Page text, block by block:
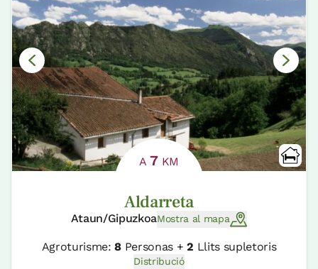
A7 KM
Aldarreta
Ataun/GipuzkoaMostra al mapa
Agroturisme:8 Personas +2 Llits supletoris
Distribució